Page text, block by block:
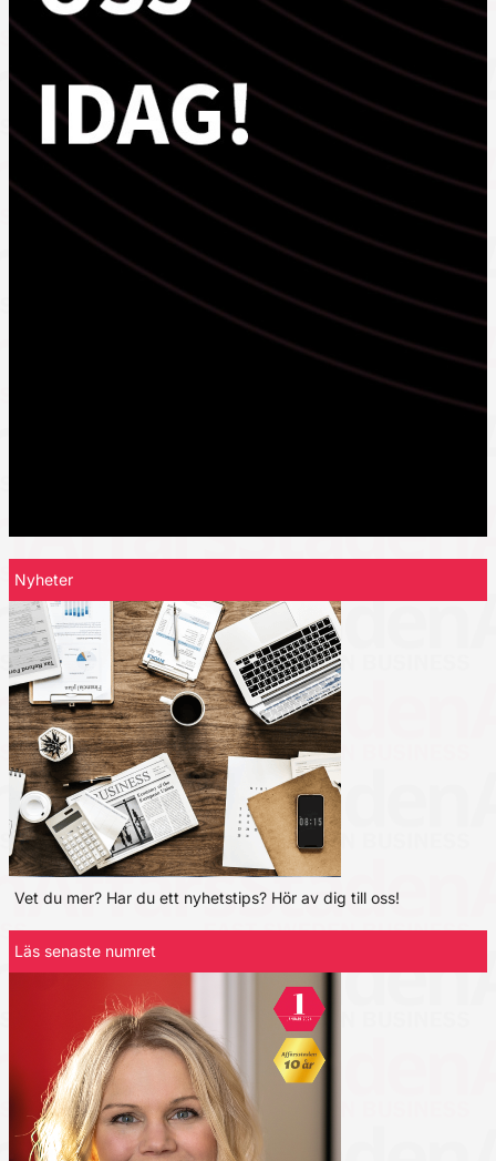
Nyheter
Vet du mer? Har du ett nyhetstips? Hör av dig till oss!
Läs senaste numret